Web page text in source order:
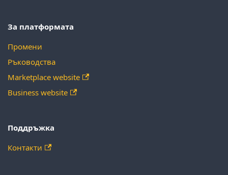
За платформата
Промени
Ръководства
Marketplace website
Business website
Поддръжка
Контакти